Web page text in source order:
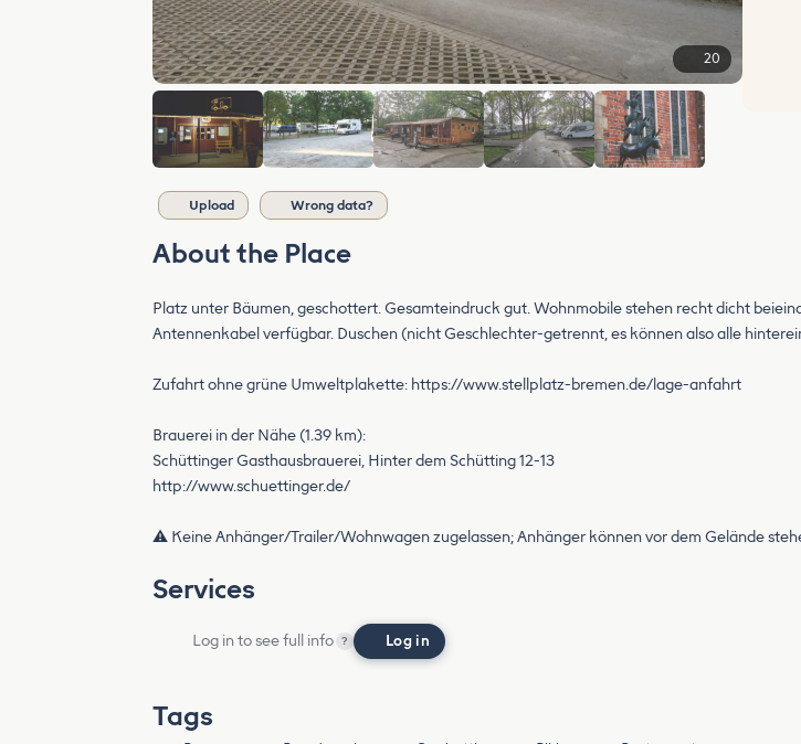
20
Upload Wrong data?
About the Place
Platz unter Bäumen, geschottert. Gesamteindruck gut. Wohnmobile stehen recht dicht
Antennenkabel verfügbar. Duschen (nicht Geschlechter-getrennt, es können also alle
Zufahrt ohne grüne Umweltplakette: https://www.stellplatz-bremen.de/lage-anfahrt
Brauerei in der Nähe (1.39 km):
Schüttinger Gasthausbrauerei, Hinter dem Schütting 12-13
http://www.schuettinger.de/
⚠️ Keine Anhänger/Trailer/Wohnwagen zugelassen; Anhänger können vor dem Gelände
Services
Log in to see full info ? Log in
Tags